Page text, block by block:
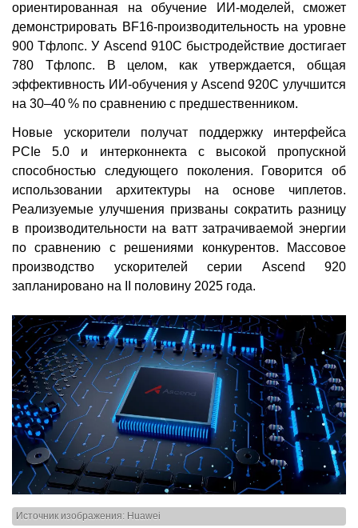
ориентированная на обучение ИИ-моделей, сможет
демонстрировать BF16-производительность на уровне
900 Тфлопс. У Ascend 910C быстродействие достигает
780 Тфлопс. В целом, как утверждается, общая
эффективность ИИ-обучения у Ascend 920C улучшится
на 30–40 % по сравнению с предшественником.
Новые ускорители получат поддержку интерфейса
PCIe 5.0 и интерконнекта с высокой пропускной
способностью следующего поколения. Говорится об
использовании архитектуры на основе чиплетов.
Реализуемые улучшения призваны сократить разницу
в производительности на ватт затрачиваемой энергии
по сравнению с решениями конкурентов. Массовое
производство ускорителей серии Ascend 920
запланировано на II половину 2025 года.
Источник изображения: Huawei